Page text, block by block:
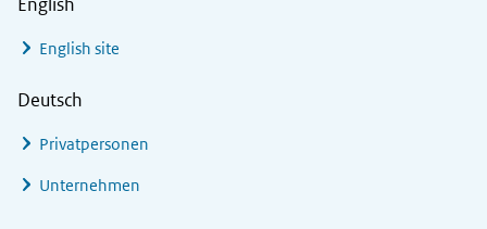
English site
Deutsch
Privatpersonen
Unternehmen